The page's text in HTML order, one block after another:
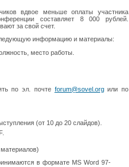
вдвое меньше оплаты участника
составляет 8 000 рублей.
за свой счет.
информацию и материалы:
место работы.
по эл. почте forum@sovel.orgили по
(от 10 до 20 слайдов).
в формате MS Word 97-